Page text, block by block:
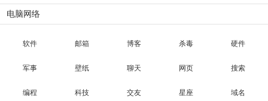
电脑网络
软件 邮箱 博客 杀毒 硬件
军事 壁纸 聊天 网页 搜索
编程 科技 交友 星座 域名